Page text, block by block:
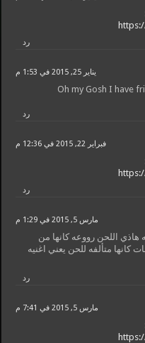
رد
يناير 25, 2015 في 1:53 م
Oh my Gosh I have
رد
فبراير 22, 2015 في 12:36 م
رد
مارس 5, 2015 في 1:29 م
هاذي اللحن رووعه كانها من
كانها متألفه للحن يعني اغنيه
رد
مارس 5, 2015 في 7:41 م